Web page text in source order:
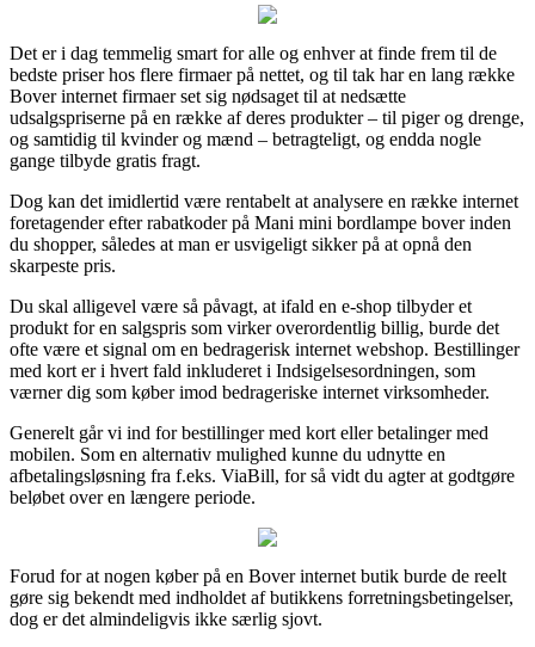
Det er i dag temmelig smart for alle og enhver at finde frem til de
bedste priser hos flere firmaer på nettet, og til tak har en lang række
Bover internet firmaer set sig nødsaget til at nedsætte
udsalgspriserne på en række af deres produkter – til piger og drenge,
og samtidig til kvinder og mænd – betragteligt, og endda nogle
gange tilbyde gratis fragt.
Dog kan det imidlertid være rentabelt at analysere en række internet
foretagender efter rabatkoder på Mani mini bordlampe bover inden
du shopper, således at man er usvigeligt sikker på at opnå den
skarpeste pris.
Du skal alligevel være så påvagt, at ifald en e-shop tilbyder et
produkt for en salgspris som virker overordentlig billig, burde det
ofte være et signal om en bedragerisk internet webshop. Bestillinger
med kort er i hvert fald inkluderet i Indsigelsesordningen, som
værner dig som køber imod bedrageriske internet virksomheder.
Generelt går vi ind for bestillinger med kort eller betalinger med
mobilen. Som en alternativ mulighed kunne du udnytte en
afbetalingsløsning fra f.eks. ViaBill, for så vidt du agter at godtgøre
beløbet over en længere periode.
Forud for at nogen køber på en Bover internet butik burde de reelt
gøre sig bekendt med indholdet af butikkens forretningsbetingelser,
dog er det almindeligvis ikke særlig sjovt.